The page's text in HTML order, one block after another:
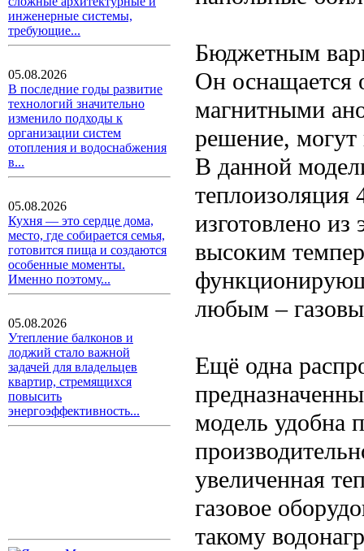
инженерные системы,
требующие...
05.08.2026
В последние годы развитие
технологий значительно
изменило подходы к
организации систем
отопления и водоснабжения
в...
05.08.2026
Кухня — это сердце дома,
место, где собирается семья,
готовится пища и создаются
особенные моменты.
Именно поэтому...
05.08.2026
Утепление балконов и
лоджий стало важной
задачей для владельцев
квартир, стремящихся
повысить
энергоэффективность...
Бюджетным
Он оснащается
магнитными
решение, могут
В данной
теплоизоляция
изготовлено
высоким
любым –
Ещё одна
модель удобна
увеличенная
газовое
такому